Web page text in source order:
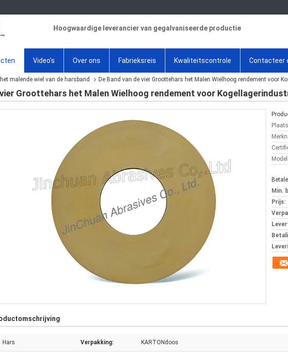
Hoogwaardige leverancier van gegalvaniseerde productie
Video's Over ons Fabrieksreis Kwaliteitscontrole Contacteer
het malende wiel van de harsband De Band van de vier Groottehars het Malen Wielhoog rendement voor
vier Groottehars het Malen Wielhoog rendement voor
Min.
Prijs:
Hars Verpakking: KARTONdoos